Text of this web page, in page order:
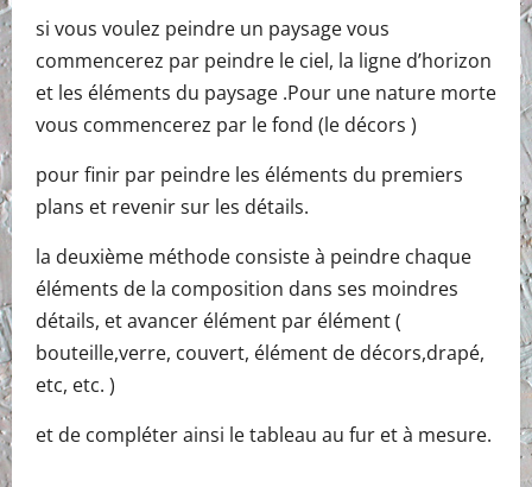
si vous voulez peindre un paysage vous
commencerez par peindre le ciel, la ligne d’horizon
et les éléments du paysage .Pour une nature morte
vous commencerez par le fond (le décors )
pour finir par peindre les éléments du premiers
plans et revenir sur les détails.
la deuxième méthode consiste à peindre chaque
éléments de la composition dans ses moindres
détails, et avancer élément par élément (
bouteille,verre, couvert, élément de décors,drapé,
etc, etc. )
et de compléter ainsi le tableau au fur et à mesure.